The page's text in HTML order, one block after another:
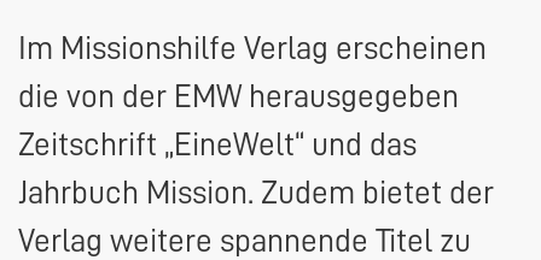
Im Missionshilfe Verlag erscheinen
die von der EMW herausgegeben
Zeitschrift „EineWelt“ und das
Jahrbuch Mission. Zudem bietet der
Verlag weitere spannende Titel zu